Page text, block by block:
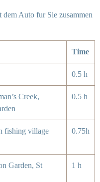
Auto fur Sie zusammen
Time
0.5 h
Creek,
0.5 h
fishing village 0.75h
Garden, St
1 h